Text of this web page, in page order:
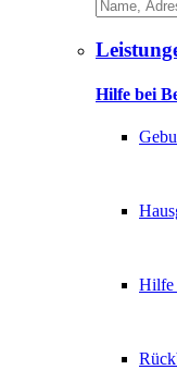
Hilfe bei
Hilfe